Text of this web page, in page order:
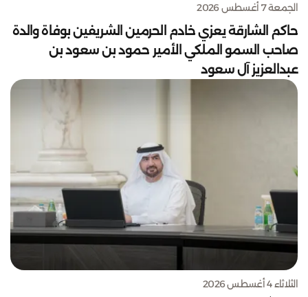
الجمعة 7 أغسطس 2026
حاكم الشارقة يعزي خادم الحرمين الشريفين بوفاة والدة
صاحب السمو الملكي الأمير حمود بن سعود بن
عبدالعزيز آل سعود
الثلاثاء 4 أغسطس 2026